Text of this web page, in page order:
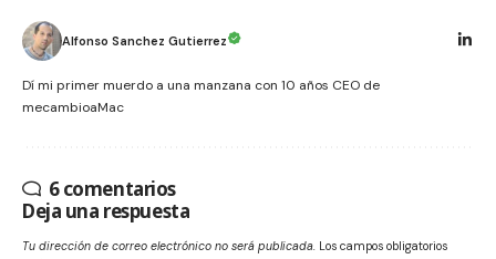
Alfonso Sanchez Gutierrez
Dí mi primer muerdo a una manzana con 10 años CEO de
mecambioaMac
6 comentarios
Deja una respuesta
Tu dirección de correo electrónico no será publicada. Los campos obligatorios